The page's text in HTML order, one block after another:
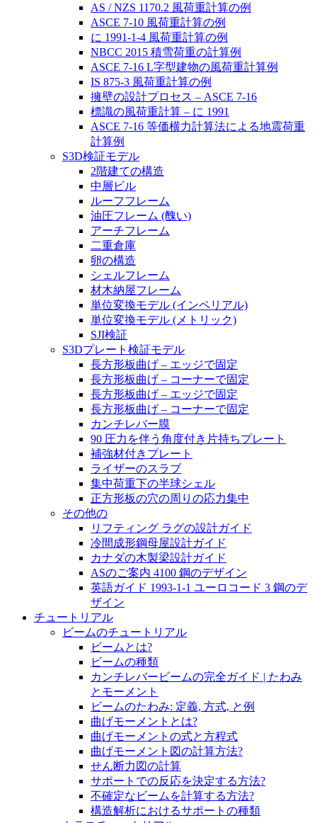
AS / NZS 1170.2 風荷重計算の例
ASCE 7-10 風荷重計算の例
に 1991-1-4 風荷重計算の例
NBCC 2015 積雪荷重の計算例
ASCE 7-16 L字型建物の風荷重計算例
IS 875-3 風荷重計算の例
擁壁の設計プロセス – ASCE 7-16
標識の風荷重計算 – に 1991
ASCE 7-16 等価横力計算法による地震荷重
計算例
S3D検証モデル
2階建ての構造
中層ビル
ルーフフレーム
油圧フレーム (醜い)
アーチフレーム
二重倉庫
卵の構造
シェルフレーム
材木納屋フレーム
単位変換モデル (インペリアル)
単位変換モデル (メトリック)
SJI検証
S3Dプレート検証モデル
長方形板曲げ – エッジで固定
長方形板曲げ – コーナーで固定
長方形板曲げ – エッジで固定
長方形板曲げ – コーナーで固定
カンチレバー膜
90 圧力を伴う角度付き片持ちプレート
補強材付きプレート
ライザーのスラブ
集中荷重下の半球シェル
正方形板の穴の周りの応力集中
その他の
リフティング ラグの設計ガイド
冷間成形鋼母屋設計ガイド
カナダの木製梁設計ガイド
ASのご案内 4100 鋼のデザイン
英語ガイド 1993-1-1 ユーロコード 3 鋼のデ
ザイン
チュートリアル
ビームのチュートリアル
ビームとは?
ビームの種類
カンチレバービームの完全ガイド | たわみ
とモーメント
ビームのたわみ: 定義, 方式, と例
曲げモーメントとは?
曲げモーメントの式と方程式
曲げモーメント図の計算方法?
せん断力図の計算
サポートでの反応を決定する方法?
不確定なビームを計算する方法?
構造解析におけるサポートの種類